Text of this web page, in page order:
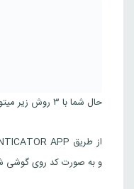
حال شما با ۳ روش زیر میتوانید ورود خود را فعال یکنید:
و به صورت کد روی گوشی